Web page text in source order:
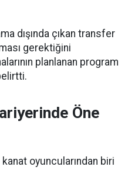
dışında çıkan transfer
gerektiğini
planlanan program
Öne
oyuncularından biri